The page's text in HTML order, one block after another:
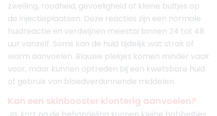
zwelling, roodheid, gevoeligheid of kleine bultjes op
de injectieplaatsen. Deze reacties zijn een normale
huidreactie en verdwijnen meestal binnen 24 tot 48
uur vanzelf. Soms kan de huid tijdelijk wat strak of
warm aanvoelen. Blauwe plekjes komen minder vaak
voor, maar kunnen optreden bij een kwetsbare huid
of gebruik van bloedverdunnende middelen.
Kan een skinbooster klonterig aanvoelen?